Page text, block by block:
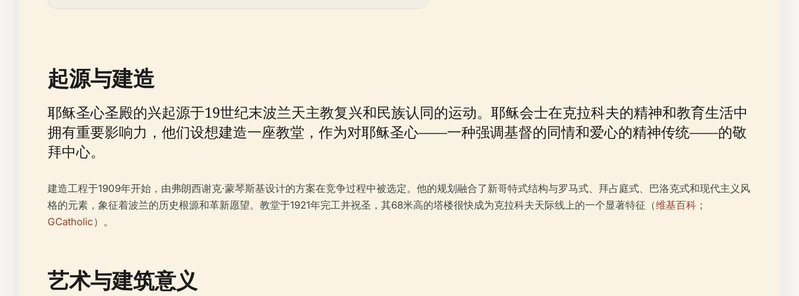
起源与建造
耶稣圣心圣殿的兴起源于19世纪末波兰天主教复兴和民族认同的运动。耶稣会士在克拉科夫的精神和教育生活中
拥有重要影响力，他们设想建造一座教堂，作为对耶稣圣心——一种强调基督的同情和爱心的精神传统——的敬
拜中心。
建造工程于1909年开始，由弗朗西谢克·蒙琴斯基设计的方案在竞争过程中被选定。他的规划融合了新哥特式结构与罗马式、拜占庭式、巴洛克式和现代主义风
格的元素，象征着波兰的历史根源和革新愿望。教堂于1921年完工并祝圣，其68米高的塔楼很快成为克拉科夫天际线上的一个显著特征（维基百科 ；
GCatholic）。
艺术与建筑意义